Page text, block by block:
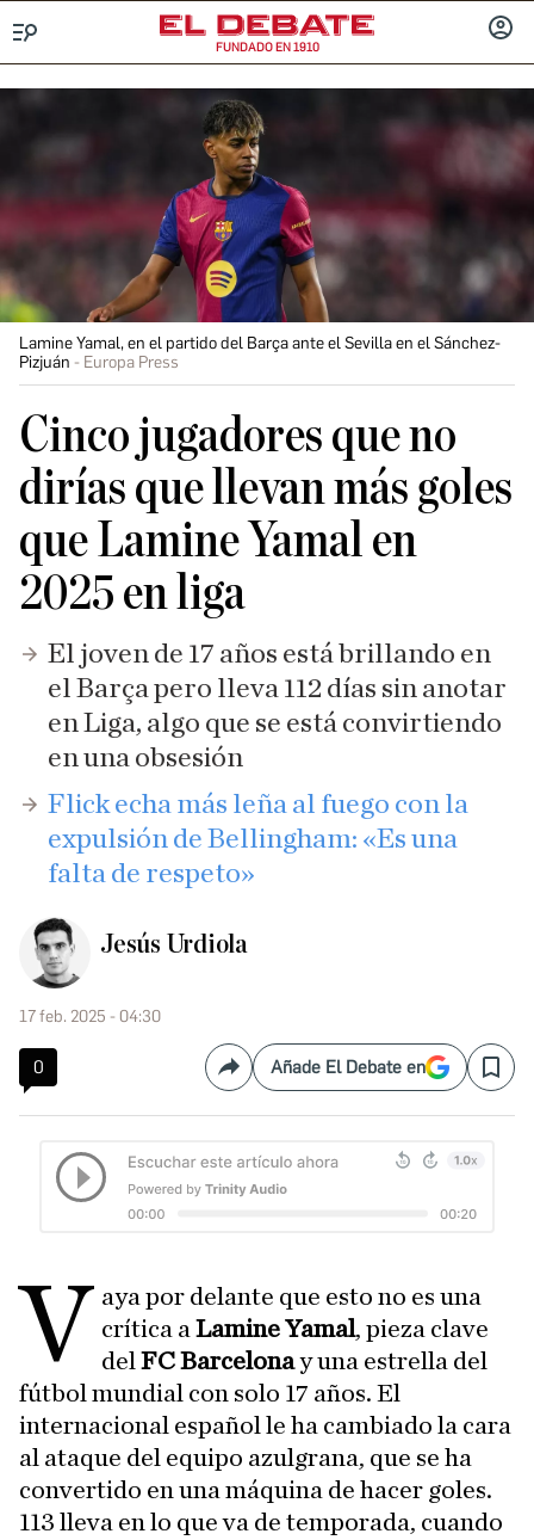
FUNDADO EN 1910
Lamine Yamal, en el partido del Barça ante el Sevilla en el Sánchez-
Pizjuán
Europa Press
Cinco jugadores que no
dirías que llevan más goles
que Lamine Yamal en
2025 en liga
El joven de 17 años está brillando en
el Barça pero lleva 112 días sin anotar
en Liga, algo que se está convirtiendo
en una obsesión
Flick echa más leña al fuego con la
expulsión de Bellingham: «Es una
falta de respeto»
Jesús Urdiola
17 feb. 2025 - 04:30
0 CompartirAñade El Debate en Save
V aya por delante que esto no es una
crítica a Lamine Yamal, pieza clave
delFC Barcelonay una estrella del
fútbol mundial con solo 17 años. El
internacional español le ha cambiado la cara
al ataque del equipo azulgrana, que se ha
convertido en una máquina de hacer goles.
113 lleva en lo que va de temporada, cuando